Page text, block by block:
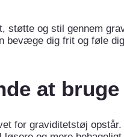
støtte og stil gennem
dig frit og føle
at
for graviditetstøj